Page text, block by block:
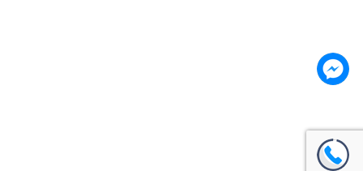
We'll send you an email as soon